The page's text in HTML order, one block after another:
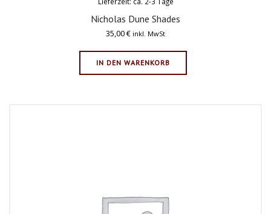
Nicholas Dune Shades
35,00€ inkl. MwSt
IN DEN WARENKORB